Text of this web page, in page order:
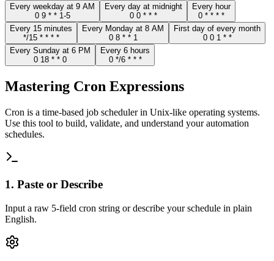
Every weekday at 9 AM
0 9 * * 1-5
Every day at midnight
0 0 * * *
Every hour
0 * * * *
Every 15 minutes
*/15 * * * *
Every Monday at 8 AM
0 8 * * 1
First day of every month
0 0 1 * *
Every Sunday at 6 PM
0 18 * * 0
Every 6 hours
0 */6 * * *
Mastering Cron Expressions
Cron is a time-based job scheduler in Unix-like operating systems.
Use this tool to build, validate, and understand your automation
schedules.
1. Paste or Describe
Input a raw 5-field cron string or describe your schedule in plain
English.